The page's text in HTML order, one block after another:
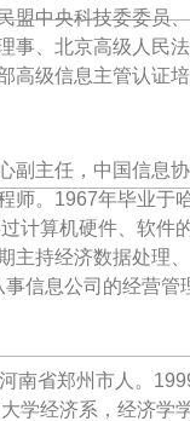
盟中央科技委委员
事、北京高级人民
高级信息主管认证
副主任，中国信息
师。1967年毕业于
计算机硬件、软件
主持经济数据处理
信息公司的经营
南省郑州市人。
学经济系，经济学